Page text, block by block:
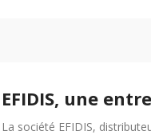
EFIDIS, une
La société EFIDIS,